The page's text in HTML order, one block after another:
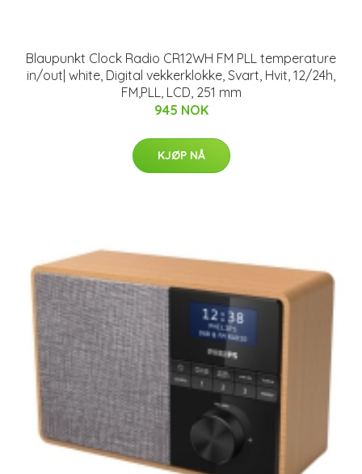
Blaupunkt Clock Radio CR12WH FM PLL temperature
in/out| white, Digital vekkerklokke, Svart, Hvit, 12/24h,
FM,PLL, LCD, 251 mm
945 NOK
KJØP NÅ